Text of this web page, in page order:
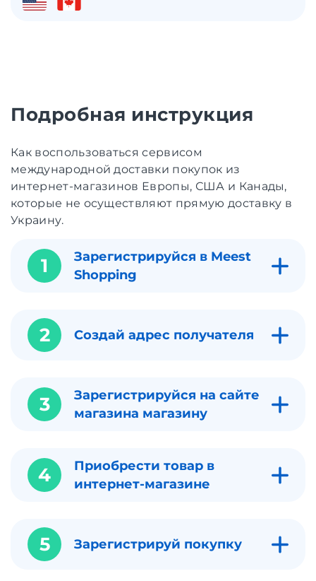
Подробная инструкция
Как воспользоваться сервисом
международной доставки покупок из
интернет-магазинов Европы, США и Канады,
которые не осуществляют прямую доставку в
Украину.
1
Зарегистрируйся в Meest
Shopping
2 Создай адрес получателя
3
Зарегистрируйся на сайте
магазина магазину
4
Приобрести товар в
интернет-магазине
5 Зарегистрируй покупку